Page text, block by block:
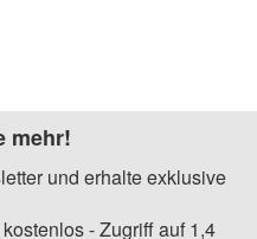
mehr!
und erhalte exklusive
- Zugriff auf 1,4